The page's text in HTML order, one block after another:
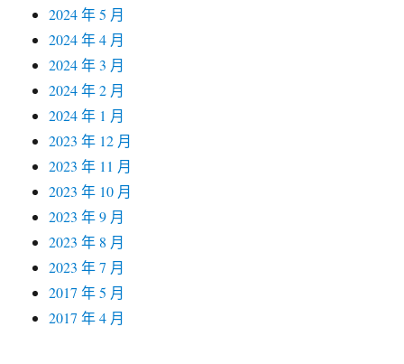
2024 年 5 月
2024 年 4 月
2024 年 3 月
2024 年 2 月
2024 年 1 月
2023 年 12 月
2023 年 11 月
2023 年 10 月
2023 年 9 月
2023 年 8 月
2023 年 7 月
2017 年 5 月
2017 年 4 月